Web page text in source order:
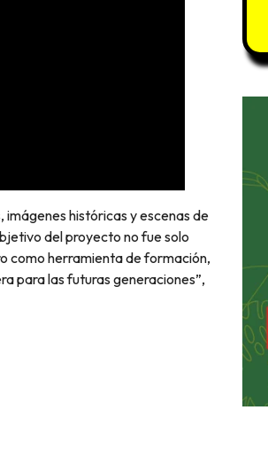
históricas y escenas de
del proyecto no fue solo
como herramienta de formación,
para las futuras generaciones”,